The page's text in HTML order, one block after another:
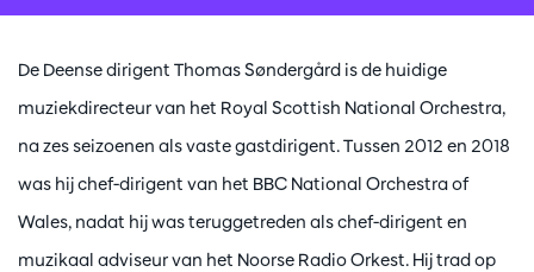
De Deense dirigent Thomas Søndergård is de huidige
muziekdirecteur van het Royal Scottish National Orchestra,
na zes seizoenen als vaste gastdirigent. Tussen 2012 en 2018
was hij chef-dirigent van het BBC National Orchestra of
Wales, nadat hij was teruggetreden als chef-dirigent en
muzikaal adviseur van het Noorse Radio Orkest. Hij trad op